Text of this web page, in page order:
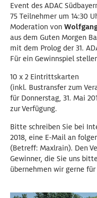
Event des ADAC
75 Teilnehmer um 14:30
Moderation von
aus dem Guten Morgen
mit dem Prolog der 31.
Für ein Gewinnspiel
10 x 2 Eintrittskarten
(inkl. Bustransfer zum
für Donnerstag, 31. Mai
zur Verfügung.
Bitte schreiben Sie bei
2018, eine E-Mail an
(Betreff: Maxlrain). Den
Gewinner, die Sie uns
übernehmen wir gerne für